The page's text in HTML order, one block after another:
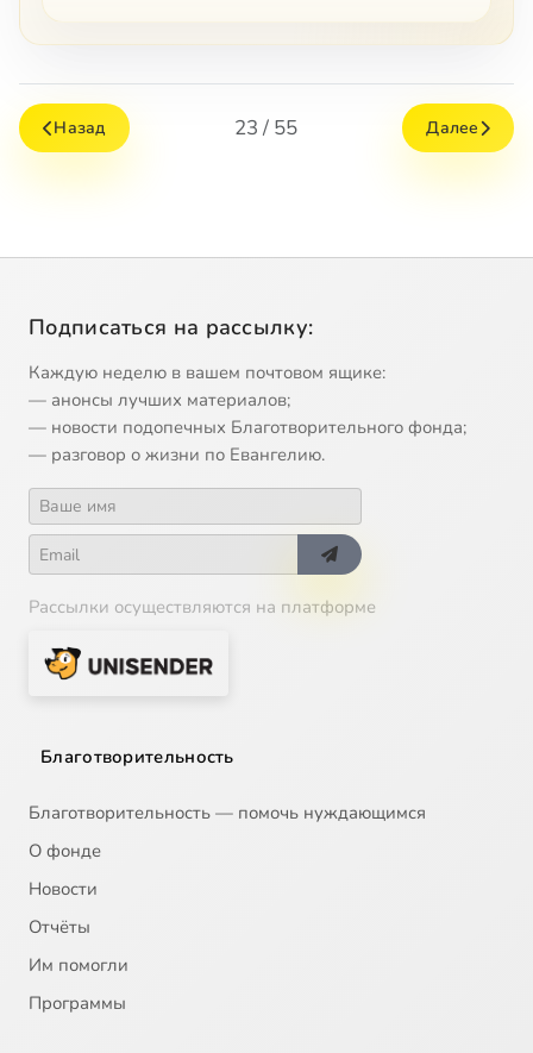
Назад 23 / 55 Далее
Подписаться на рассылку:
Каждую неделю в вашем почтовом ящике:
— анонсы лучших материалов;
— новости подопечных Благотворительного фонда;
— разговор о жизни по Евангелию.
Рассылки осуществляются на платформе
Благотворительность
Благотворительность — помочь нуждающимся
О фонде
Новости
Отчёты
Им помогли
Программы